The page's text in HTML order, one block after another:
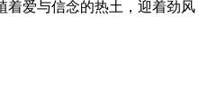
着爱与信念的热土，迎着劲